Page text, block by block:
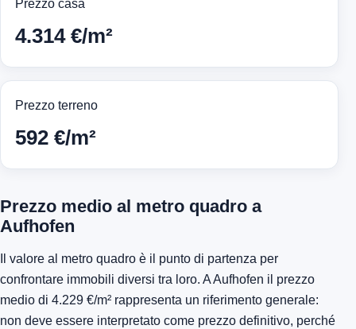
Prezzo casa
4.314 €/m²
Prezzo terreno
592 €/m²
Prezzo medio al metro quadro a
Aufhofen
Il valore al metro quadro è il punto di partenza per
confrontare immobili diversi tra loro. A Aufhofen il prezzo
medio di 4.229 €/m² rappresenta un riferimento generale:
non deve essere interpretato come prezzo definitivo, perché